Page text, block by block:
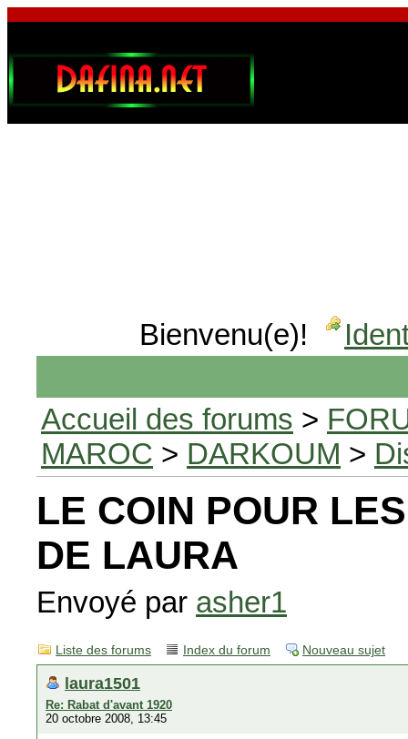
Bienvenu(e)!
Accueil des forums >
MAROC > DARKOUM >
LE COIN POUR
DE LAURA
Envoyé par asher1
Liste des forums Index du forum Nouveau sujet
laura1501
Re: Rabat d'avant 1920
20 octobre 2008, 13:45